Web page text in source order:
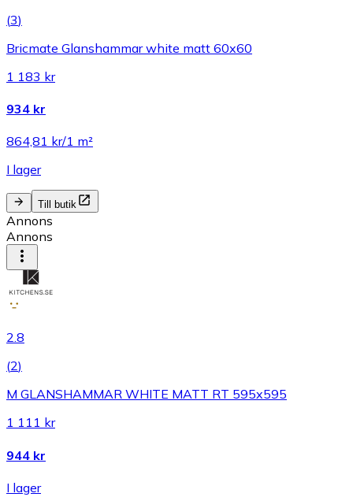
(3)
Bricmate Glanshammar white matt 60x60
1 183 kr
934 kr
864,81 kr/1 m²
I lager
Till butik
Annons
Annons
2.8
(2)
M GLANSHAMMAR WHITE MATT RT 595x595
1 111 kr
944 kr
I lager